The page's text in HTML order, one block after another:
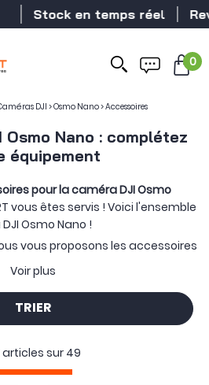
en temps réel Revendeur
0
DJI>Osmo Nano>Accessoires
Nano : complétez
équipement
pour la caméra DJI Osmo
vous êtes servis ! Voici l'ensemble
Osmo Nano !
vous proposons les accessoires
avec la caméra. Vous
les incontournables
de remplacer à neuf 2 à 4
période de 1 à 2 ans). Également,
fixations,cartes mémoires
.
Voir plus
TRIER
articles sur49